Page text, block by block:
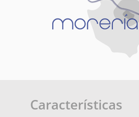
Características